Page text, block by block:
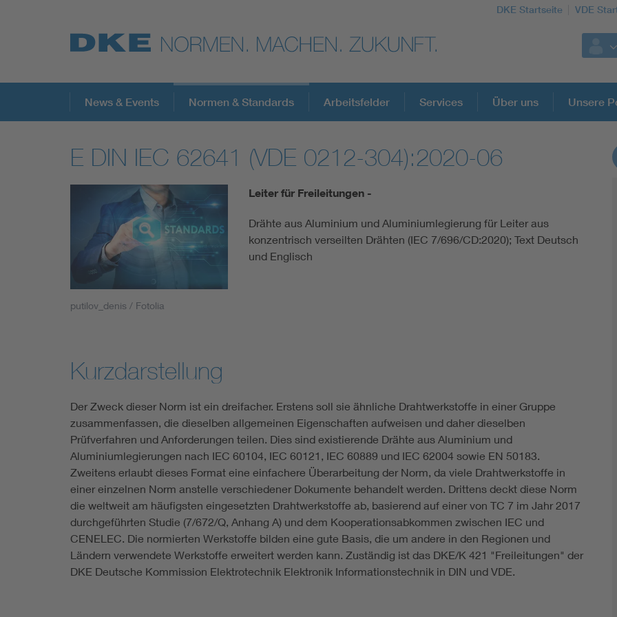
DKE Startseite VDE
Top-Themen
VDE Fokusthemen
Digital Security
Energy
Living
Smart Cities
DKE Fachinformationen im Kontext der
Blitzschutz: DIN EN 62305 in der Übersicht
Circular Economy für mehr Ressourceneffizienz
News & Events Normen & Standards Arbeitsfelder Services Über uns Unsere
E DIN IEC 62641 (VDE 0212-304):2020-06
putilov_denis / Fotolia
Leiter für Freileitungen -
Drähte aus Aluminium und Aluminiumlegierung für Leiter aus
konzentrisch verseilten Drähten (IEC 7/696/CD:2020); Text Deutsch
und Englisch
Kurzdarstellung
Der Zweck dieser Norm ist ein dreifacher. Erstens soll sie ähnliche Drahtwerkstoffe in einer Gruppe
zusammenfassen, die dieselben allgemeinen Eigenschaften aufweisen und daher dieselben
Prüfverfahren und Anforderungen teilen. Dies sind existierende Drähte aus Aluminium und
Aluminiumlegierungen nach IEC 60104, IEC 60121, IEC 60889 und IEC 62004 sowie EN 50183.
Zweitens erlaubt dieses Format eine einfachere Überarbeitung der Norm, da viele Drahtwerkstoffe in
einer einzelnen Norm anstelle verschiedener Dokumente behandelt werden. Drittens deckt diese Norm
die weltweit am häufigsten eingesetzten Drahtwerkstoffe ab, basierend auf einer von TC 7 im Jahr 2017
durchgeführten Studie (7/672/Q, Anhang A) und dem Kooperationsabkommen zwischen IEC und
CENELEC. Die normierten Werkstoffe bilden eine gute Basis, die um andere in den Regionen und
Ländern verwendete Werkstoffe erweitert werden kann. Zuständig ist das DKE/K 421 "Freileitungen" der
DKE Deutsche Kommission Elektrotechnik Elektronik Informationstechnik in DIN und VDE.